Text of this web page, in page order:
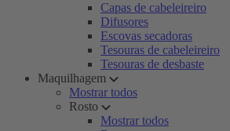
Capas de cabeleireiro
Difusores
Escovas secadoras
Tesouras de cabeleireiro
Tesouras de desbaste
Maquilhagem
Mostrar todos
Rosto
Mostrar todos